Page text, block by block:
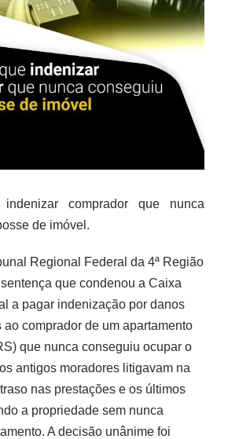
comprador que nunca
de imóvel.
Regional Federal da 4ª Região
que condenou a Caixa
a pagar indenização por danos
ao comprador de um apartamento
que nunca conseguiu ocupar o
antigos moradores litigavam na
nas prestações e os últimos
a propriedade sem nunca
A decisão unânime foi